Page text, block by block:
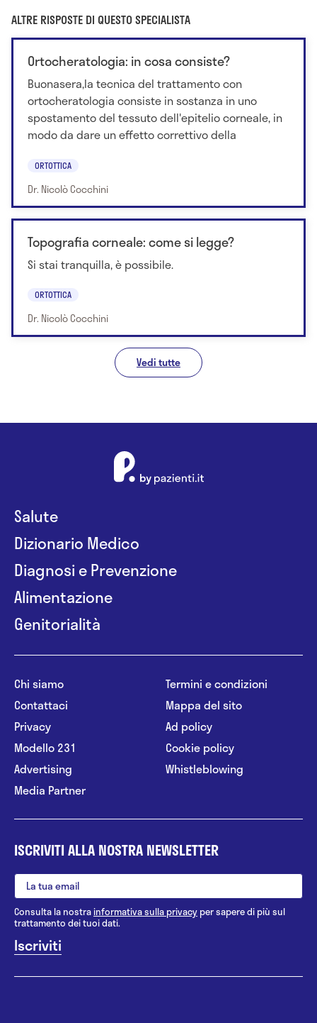
ALTRE RISPOSTE DI QUESTO SPECIALISTA
Ortocheratologia: in cosa consiste?
Buonasera,la tecnica del trattamento con
ortocheratologia consiste in sostanza in uno
spostamento del tessuto dell'epitelio corneale, in
modo da dare un effetto correttivo della
ORTOTTICA
Dr. Nicolò Cocchini
Topografia corneale: come si legge?
Si stai tranquilla, è possibile.
ORTOTTICA
Dr. Nicolò Cocchini
Vedi tutte
Salute
Dizionario Medico
Diagnosi e Prevenzione
Alimentazione
Genitorialità
Chi siamo
Contattaci
Privacy
Modello 231
Advertising
Media Partner
Termini e condizioni
Mappa del sito
Ad policy
Cookie policy
Whistleblowing
ISCRIVITI ALLA NOSTRA NEWSLETTER
Consulta la nostrainformativa sulla privacy per sapere di più sul
trattamento dei tuoi dati.